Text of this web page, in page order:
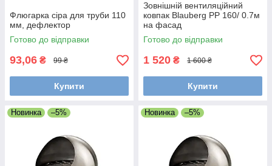
Флюгарка сіра для труби 110
мм, дефлектор
Готово до відправки
93,06 ₴ 99 ₴
Купити
Зовнішній вентиляційний
ковпак Blauberg PP 160/ 0.7м
на фасад
Готово до відправки
1 520 ₴ 1 600 ₴
Купити
Новинка –5% Новинка –5%